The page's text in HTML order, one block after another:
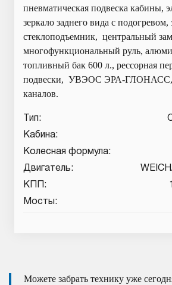
пневматическая подвеска кабины,
зеркало заднего вида с подогревом,
стеклоподъемник, центральный
многофункциональный руль,
топливный бак 600 л., рессорная
подвески, УВЭОС ЭРА-ГЛОНАСС,
каналов.
Тип:
Кабина:
Колесная формула:
Двигатель:
КПП:
Мосты:
Можете забрать технику уже